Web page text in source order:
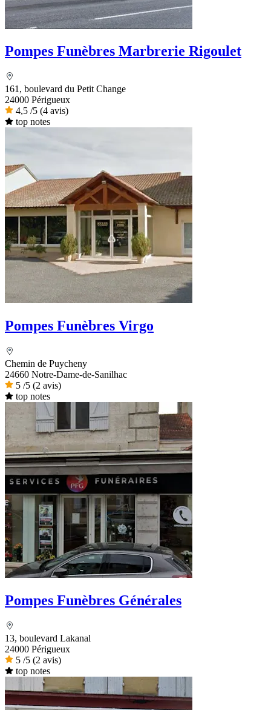
Pompes Funèbres Marbrerie Rigoulet
161, boulevard du Petit Change
24000 Périgueux
4,5 /5 (4 avis)
top notes
Pompes Funèbres Virgo
Chemin de Puycheny
24660 Notre-Dame-de-Sanilhac
5 /5 (2 avis)
top notes
Pompes Funèbres Générales
13, boulevard Lakanal
24000 Périgueux
5 /5 (2 avis)
top notes